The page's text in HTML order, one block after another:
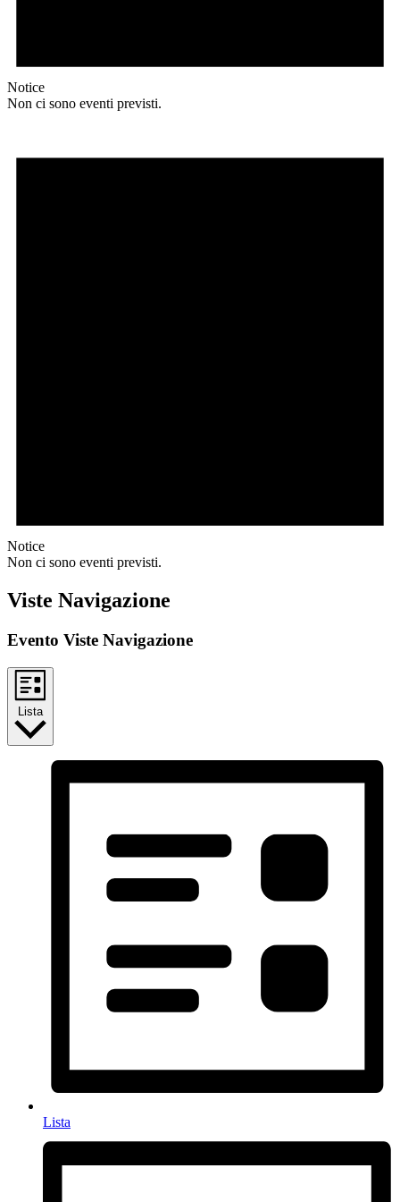
Notice
Non ci sono eventi previsti.
Notice
Non ci sono eventi previsti.
Viste Navigazione
Evento Viste Navigazione
Lista
Lista